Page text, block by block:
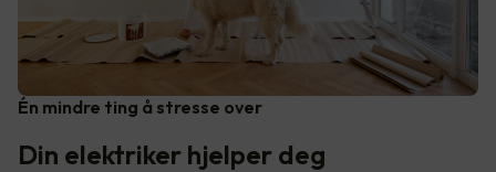
Én mindre ting å stresse over
Din elektriker hjelper deg